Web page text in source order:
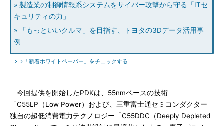
» 製造業の制御情報系システムをサイバー攻撃から守る「ITセ
キュリティの力」
» 「もっといいクルマ」を目指す、トヨタの3Dデータ活用事
例
⇒⇒「新着ホワイトペーパー」をチェックする
今回提供を開始したPDKは、55nmベースの技術
「C55LP（Low Power）および、三重富士通セミコンダクター
独自の超低消費電力テクノロジー「C55DDC（Deeply Depleted